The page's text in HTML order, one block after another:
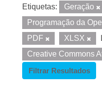
Etiquetas: Geração
Programação da
PDF
XLSX
Creative Commons
Filtrar Resultados